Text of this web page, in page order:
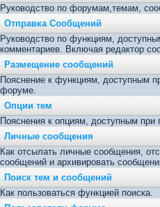
Руководство по форумам,темам,
Отправка Сообщений
Руководство по функциям,
комментариев. Включая редактор
Размещение сообщений
Пояснение к функциям, доступным
форуме.
Опции тем
Пояснения к опциям, доступным при
Личные сообщения
Как отсылать личные сообщения,
сообщений и архивировать
Поиск тем и сообщений
Как пользоваться функцией поиска.